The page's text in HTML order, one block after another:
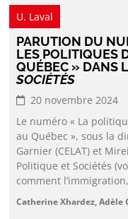
U. Laval
PARUTION DU
LES POLITIQUES
QUÉBEC » DANS
SOCIÉTÉS
20 novembre 2024
Le numéro « La
au Québec », sous la
Garnier (CELAT) et
Politique et Sociétés
comment
Catherine Xhardez, Adèle